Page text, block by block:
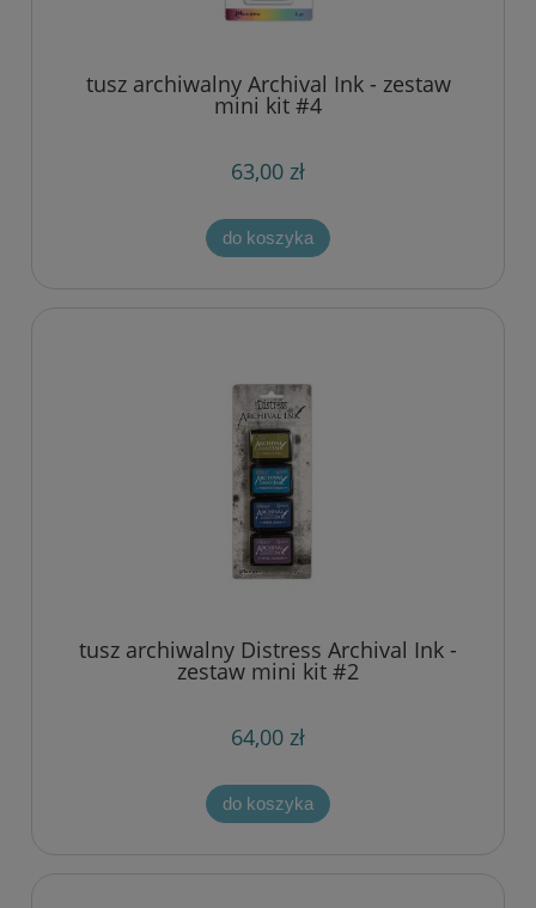
tusz archiwalny Archival Ink - zestaw
mini kit #4
63,00 zł
do koszyka
tusz archiwalny Distress Archival Ink -
zestaw mini kit #2
64,00 zł
do koszyka